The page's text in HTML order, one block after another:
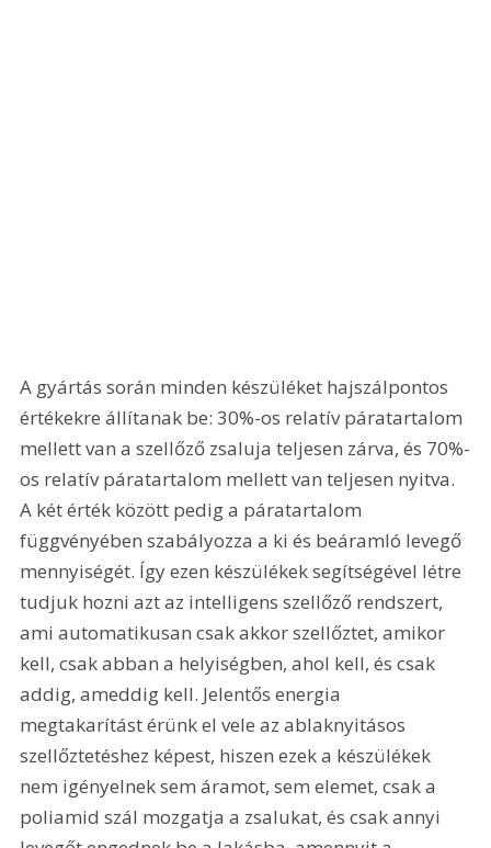
A gyártás során minden készüléket hajszálpontos
értékekre állítanak be: 30%-os relatív páratartalom
mellett van a szellőző zsaluja teljesen zárva, és 70%-
os relatív páratartalom mellett van teljesen nyitva.
A két érték között pedig a páratartalom
függvényében szabályozza a ki és beáramló levegő
mennyiségét. Így ezen készülékek segítségével létre
tudjuk hozni azt az intelligens szellőző rendszert,
ami automatikusan csak akkor szellőztet, amikor
kell, csak abban a helyiségben, ahol kell, és csak
addig, ameddig kell. Jelentős energia
megtakarítást érünk el vele az ablaknyitásos
szellőztetéshez képest, hiszen ezek a készülékek
nem igényelnek sem áramot, sem elemet, csak a
poliamid szál mozgatja a zsalukat, és csak annyi